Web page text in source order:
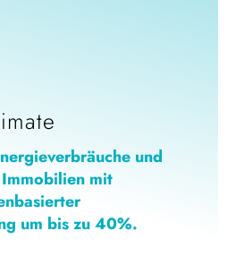
und
mit
um bis zu 40%.